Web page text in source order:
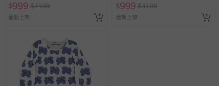
$999 $1199
最新上架
$999 $1199
最新上架